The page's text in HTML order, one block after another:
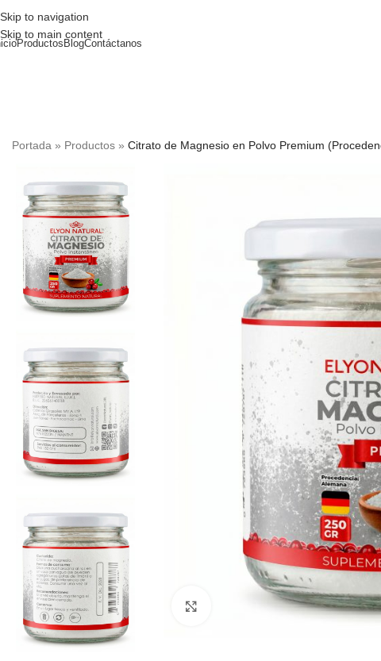
Skip to navigation
Skip to main content
Productos BlogContáctanos
Portada » Productos » Citrato de Magnesio en Polvo Premium
Clic para ampliar